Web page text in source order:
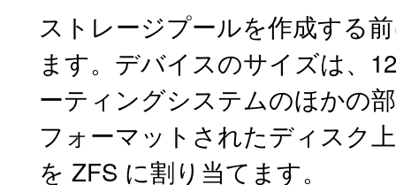
ストレージプールを作成する
ます。デバイスのサイズは、
ーティングシステムのほかの
フォーマットされたディスク
を ZFS に割り当てます。